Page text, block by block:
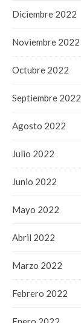
Diciembre 2022
Noviembre 2022
Octubre 2022
Septiembre 2022
Agosto 2022
Julio 2022
Junio 2022
Mayo 2022
Abril 2022
Marzo 2022
Febrero 2022